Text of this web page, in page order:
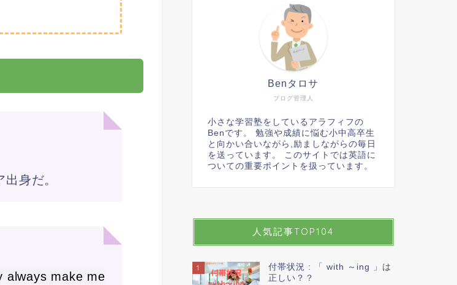
身だ。
always make me
ブログ管理人
Benタロサ
小さな学習塾をしているアラフィフの
Benです。 勉強や成績に悩む小中高卒生
と向かい合いながら,励ましながらの毎日
を送っています。 このサイトでは英語に
ついての重要ポイントを扱っています。
人気記事TOP104
1
付帯状況 : 「 with ～ing 」は
正しい？？